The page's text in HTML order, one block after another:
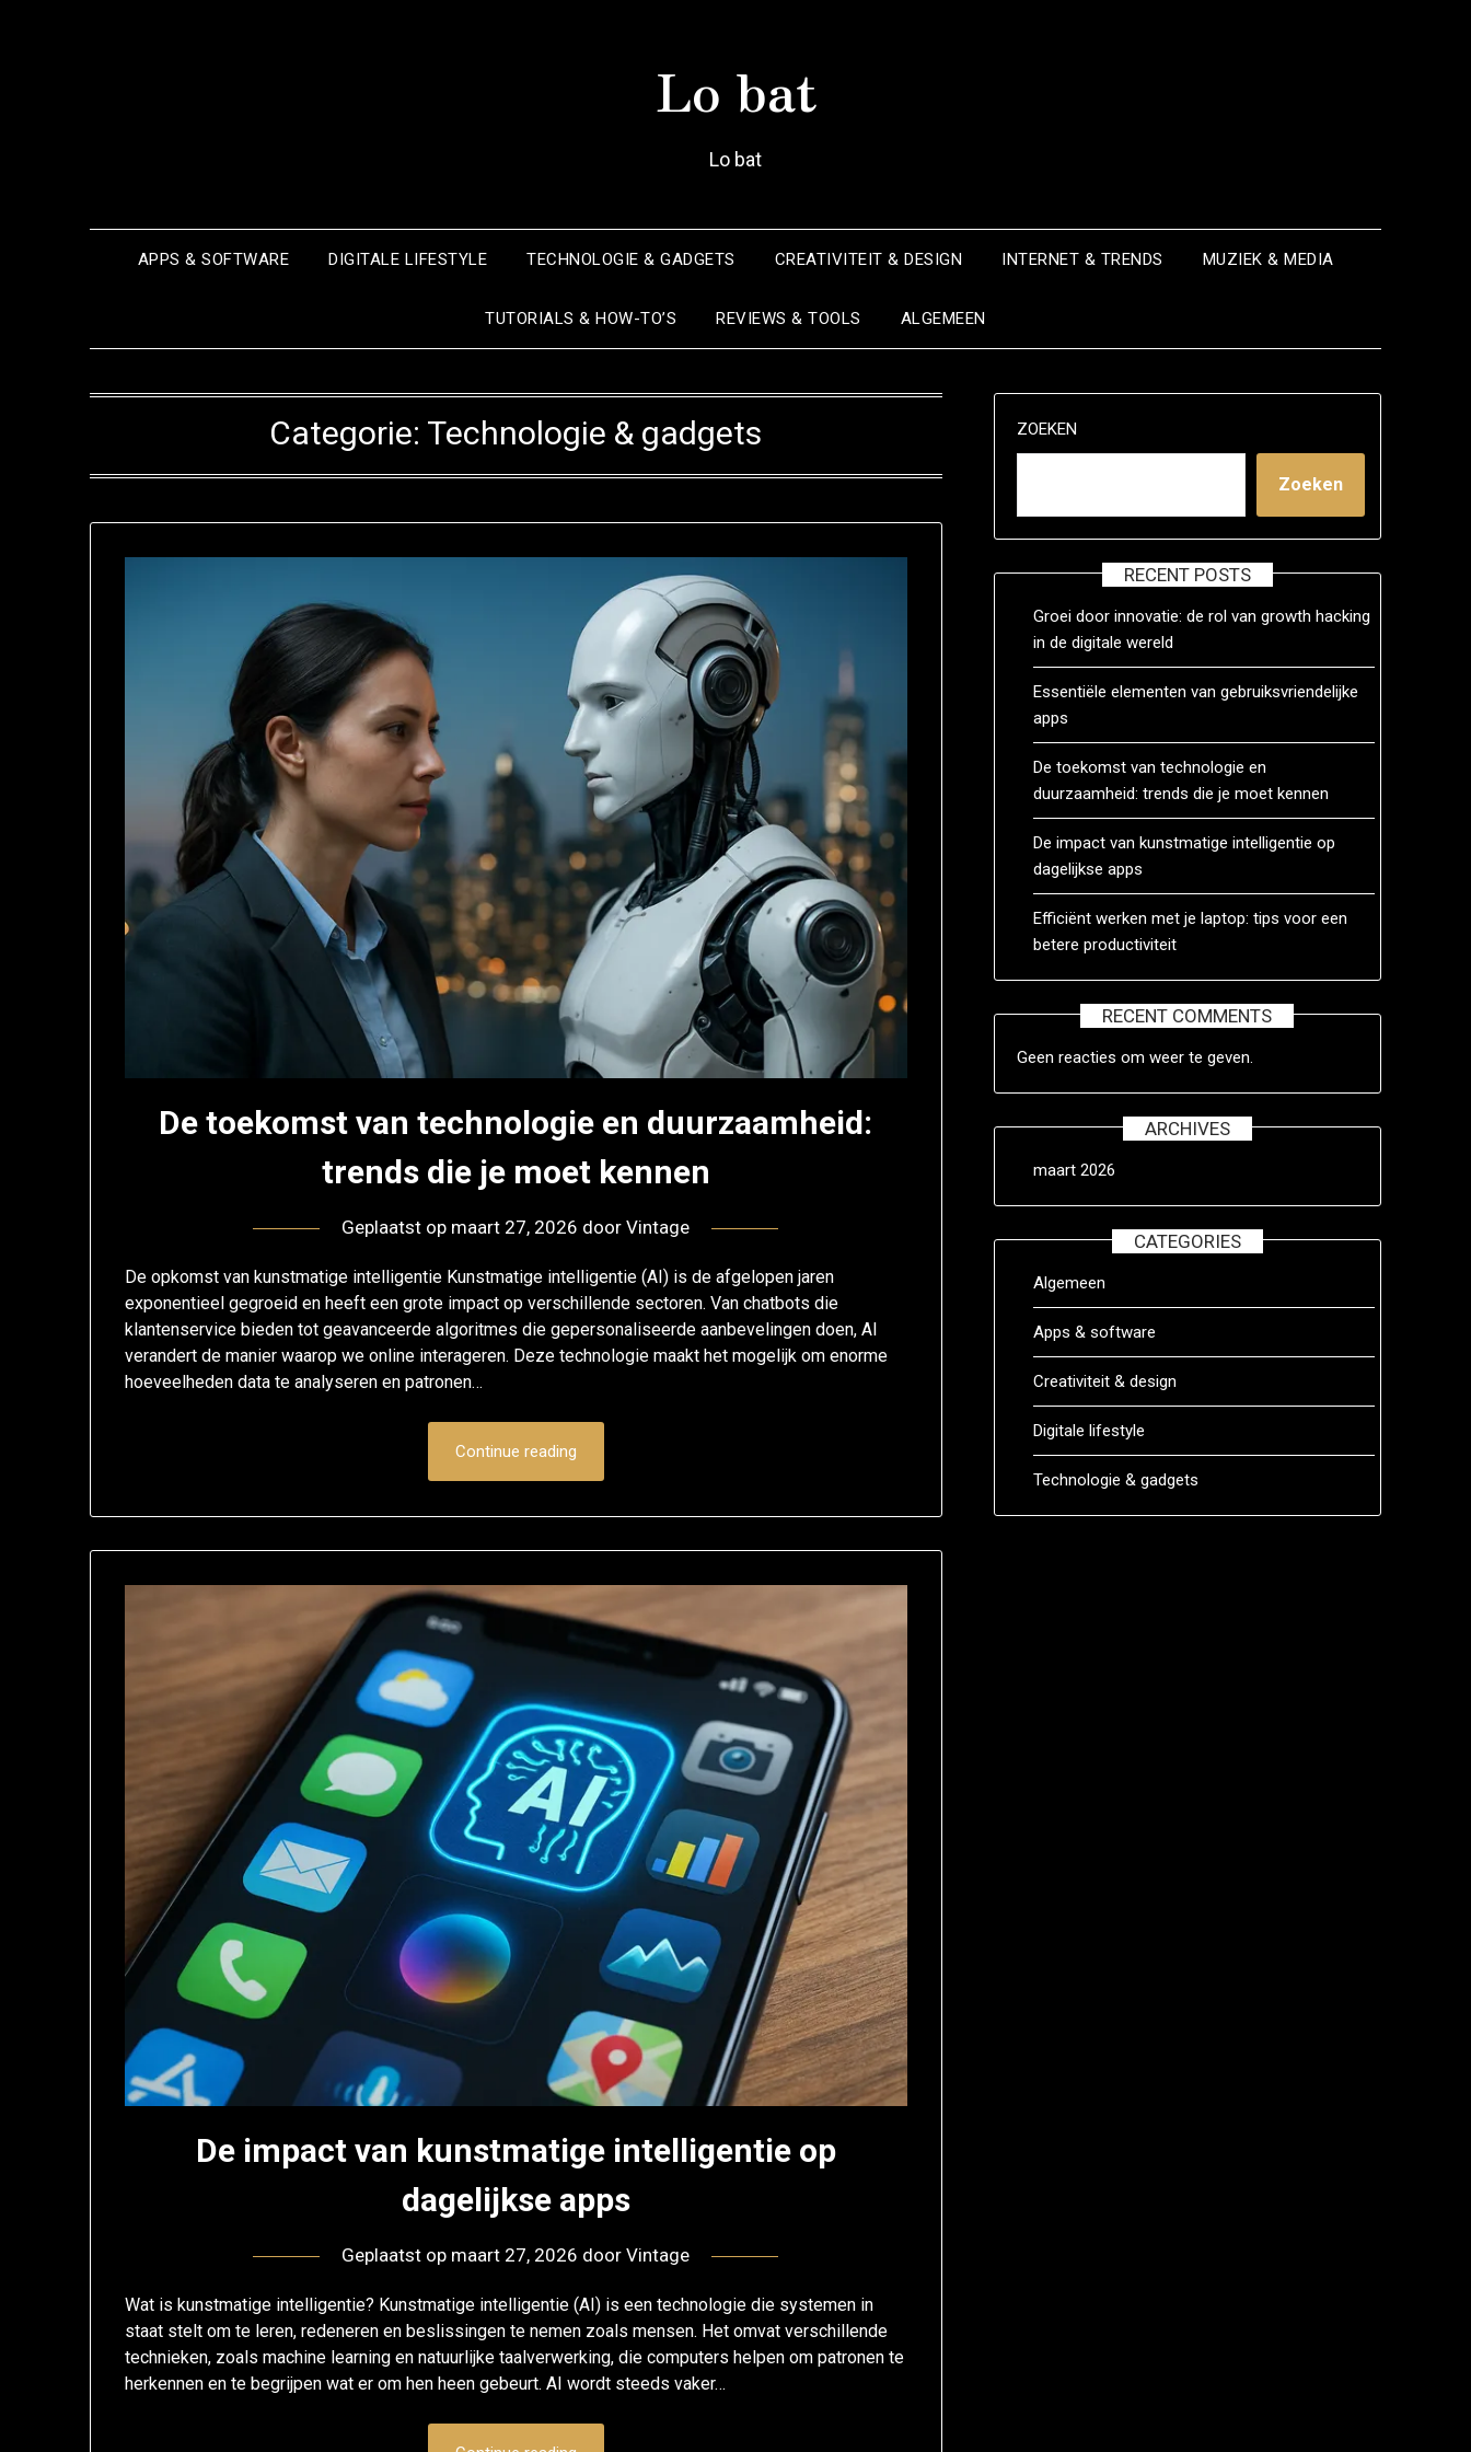
Lo bat
Lo bat
APPS & SOFTWARE DIGITALE LIFESTYLE TECHNOLOGIE & GADGETS CREATIVITEIT & DESIGN INTERNET & TRENDS MUZIEK & MEDIA
TUTORIALS & HOW-TO’S REVIEWS & TOOLS ALGEMEEN
Categorie: Technologie & gadgets
De toekomst van technologie en duurzaamheid:
trends die je moet kennen
Geplaatst op maart 27, 2026 doorVintage
De opkomst van kunstmatige intelligentie Kunstmatige intelligentie (AI) is de afgelopen jaren
exponentieel gegroeid en heeft een grote impact op verschillende sectoren. Van chatbots die
klantenservice bieden tot geavanceerde algoritmes die gepersonaliseerde aanbevelingen doen, AI
verandert de manier waarop we online interageren. Deze technologie maakt het mogelijk om enorme
hoeveelheden data te analyseren en patronen…
Continue reading
De impact van kunstmatige intelligentie op
dagelijkse apps
Geplaatst op maart 27, 2026 doorVintage
Wat is kunstmatige intelligentie? Kunstmatige intelligentie (AI) is een technologie die systemen in
staat stelt om te leren, redeneren en beslissingen te nemen zoals mensen. Het omvat verschillende
technieken, zoals machine learning en natuurlijke taalverwerking, die computers helpen om patronen te
herkennen en te begrijpen wat er om hen heen gebeurt. AI wordt steeds vaker…
ZOEKEN
Zoeken
RECENT POSTS
Groei door innovatie: de rol van growth hacking
in de digitale wereld
Essentiële elementen van gebruiksvriendelijke
apps
De toekomst van technologie en
duurzaamheid: trends die je moet kennen
De impact van kunstmatige intelligentie op
dagelijkse apps
Efficiënt werken met je laptop: tips voor een
betere productiviteit
RECENT COMMENTS
Geen reacties om weer te geven.
ARCHIVES
maart 2026
CATEGORIES
Algemeen
Apps & software
Creativiteit & design
Digitale lifestyle
Technologie & gadgets